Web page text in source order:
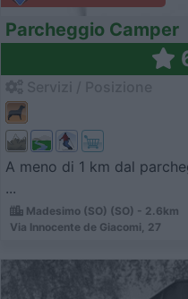
Parcheggio Camper
A meno di 1 km dal
...
Madesimo (SO) (SO) - 2.6km
Via Innocente de Giacomi, 27